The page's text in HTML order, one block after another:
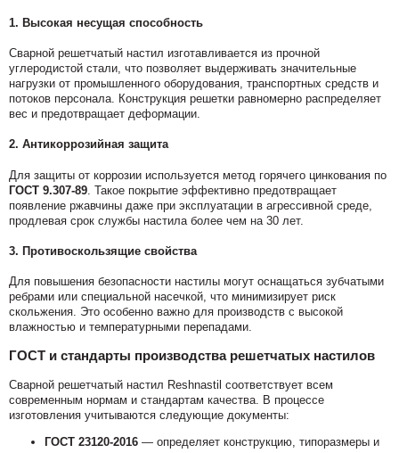
1. Высокая несущая способность
Сварной решетчатый настил изготавливается из прочной
углеродистой стали, что позволяет выдерживать значительные
нагрузки от промышленного оборудования, транспортных средств и
потоков персонала. Конструкция решетки равномерно распределяет
вес и предотвращает деформации.
2. Антикоррозийная защита
Для защиты от коррозии используется метод горячего цинкования по
ГОСТ 9.307-89 . Такое покрытие эффективно предотвращает
появление ржавчины даже при эксплуатации в агрессивной среде,
продлевая срок службы настила более чем на 30 лет.
3. Противоскользящие свойства
Для повышения безопасности настилы могут оснащаться зубчатыми
ребрами или специальной насечкой, что минимизирует риск
скольжения. Это особенно важно для производств с высокой
влажностью и температурными перепадами.
ГОСТ и стандарты производства решетчатых настилов
Сварной решетчатый настил Reshnastil соответствует всем
современным нормам и стандартам качества. В процессе
изготовления учитываются следующие документы:
ГОСТ 23120-2016 — определяет конструкцию, типоразмеры и